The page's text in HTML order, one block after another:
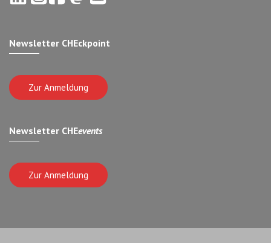
Newsletter CHEckpoint
Zur Anmeldung
Newsletter CHEevents
Zur Anmeldung